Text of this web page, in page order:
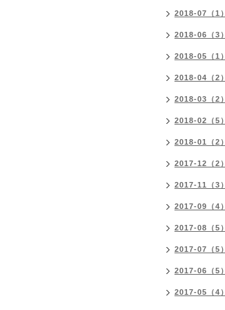
2018-07（1）
2018-06（3）
2018-05（1）
2018-04（2）
2018-03（2）
2018-02（5）
2018-01（2）
2017-12（2）
2017-11（3）
2017-09（4）
2017-08（5）
2017-07（5）
2017-06（5）
2017-05（4）